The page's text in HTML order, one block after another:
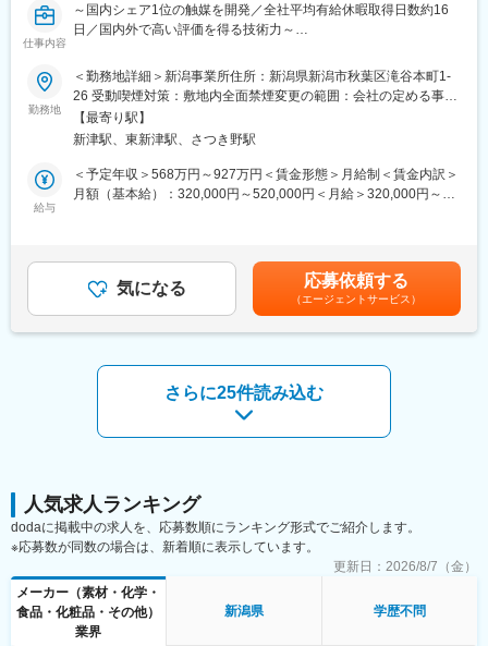
作業スタッフや品質管理担当などと連携し、チームワークを重視
した職場環境です。
■業務の魅力
最新設備が整い、空調完備18～20℃の快適・清潔な環境で勤務可
能。衛生管理も徹底されており、従業員が働きやすい環境が整っ
ています。
■就業環境
土日休み、残業は月平均20時間程度。社員旅行やBBQなど福利厚
工場長候補としてご入社後、将来的には工場運営の中心となり、
マネジメント経験や幹部職へのキャリアアップも可能です。
■企業の特徴/魅力
品を安定供給。働きやすく成長できる職場です。
変更の範囲：会社の定める業務
仕事内容
～国内シェア1位の触媒を開発／全社平均有給休暇取得日数約16
日／国内外で高い評価を得る技術力～
■業務内容：
工場の環境・安全衛生・防災管理を担い、法令遵守の推進や職場
環境の改善を通じて、安全で持続可能な工場運営を支えるポジシ
ョンです。
行政対応から現場改善、安全教育まで幅広い業務に携わり、従業
員が安心して働ける環境づくりを推進していただきます。
■具体的には：
・環境・安全関連法令に基づく各種届出業務 ・行政対応および法
改正情報の収集、社内展開
・大気、水質、騒音、振動、悪臭、土壌汚染、下水道、廃棄物、
の点検や改善提案
・高圧ガス設備に関する法令対応、届出業務、安全管理および緊
急時対応体制の整備
・高周波利用設備に関する行政対応および管理業務
・安全衛生委員会の運営補助（会議参加、資料作成、改善施策の
進
▼メイン業務
将来的には環境・安全衛生・保安業務全般を担っていただくこと
を期待していますが、特に環境・安全衛生・保安に関する管理業
務、環境関連法令対応、労働安全衛生活動の推進、高圧ガスに関
する管理業務が中心となります。高周波利用設備に関する業務は
比較的少なく、安全衛生委員会についてはオブザーバーとして参
勤務地
＜勤務地詳細＞新潟事業所住所：新潟県新潟市秋葉区滝谷本町1-
26 受動喫煙対策：敷地内全面禁煙変更の範囲：会社の定める事業
所【最寄り駅】
新津駅、東新津駅、さつき野駅
給与
＜予定年収＞568万円～927万円＜賃金形態＞月給制＜賃金内訳＞
月額（基本給）：320,000円～520,000円＜月給＞320,000円～
安の金額であり、選考を通じて上下する可能性があります。月給
(月額)は固定手当を含めた表記です。
気になる 応募依頼する
（エージェントサービス）
さらに25件読み込む
人気求人ランキング
dodaに掲載中の求人を、応募数順にランキング形式でご紹介します。
※応募数が同数の場合は、新着順に表示しています。
更新日： 2026/8/7（金）
メーカー（素材・化学・
食品・化粧品・その他）
業界
新潟県 学歴不問